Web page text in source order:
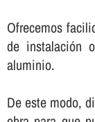
Ofrecemos
de instalación
aluminio.
De este modo,